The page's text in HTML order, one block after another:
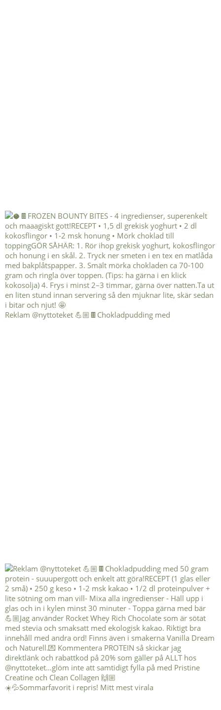
Reklam @nyttoteket 💪🏼🍫Chokladpudding med
☀️💦Sommarfavorit i repris! Mitt mest virala